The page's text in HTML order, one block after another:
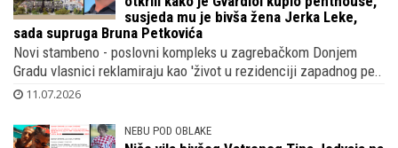
Vlasnici luksuznog Franc kompleksa
otkrili kako je Gvardiol kupio penthouse,
susjeda mu je bivša žena Jerka Leke,
sada supruga Bruna Petkovića
Novi stambeno - poslovni kompleks u zagrebačkom Donjem
Gradu vlasnici reklamiraju kao 'život u rezidenciji zapadnog pe..